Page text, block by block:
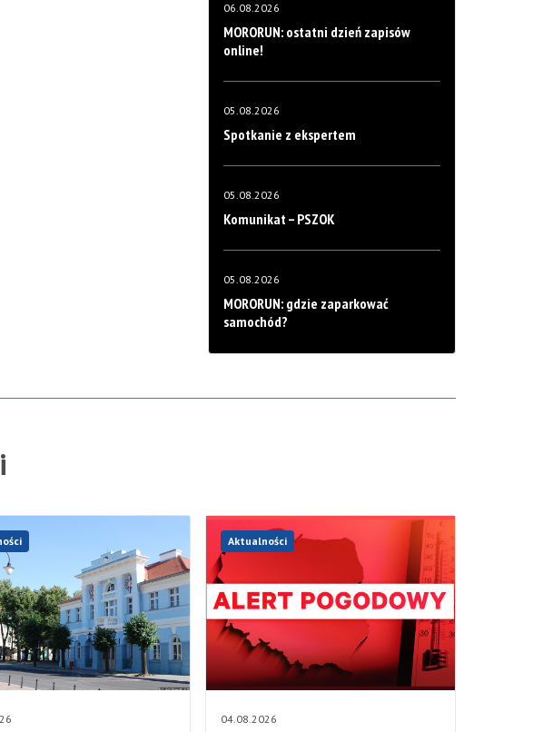
06.08.2026
MORORUN: ostatni dzień zapisów
online!
05.08.2026
Spotkanie z ekspertem
05.08.2026
Komunikat – PSZOK
05.08.2026
MORORUN: gdzie zaparkować
samochód?
Aktualności
04.08.2026